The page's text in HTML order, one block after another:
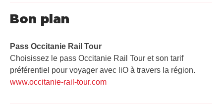
Bon plan
Pass Occitanie Rail Tour​
Choisissez le pass Occitanie Rail Tour et son tarif
préférentiel pour voyager avec liO à travers la région.
www.occitanie-rail-tour.com